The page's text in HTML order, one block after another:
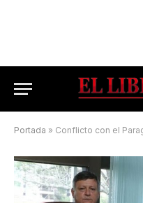
Portada » Conflicto con el Paraguay: